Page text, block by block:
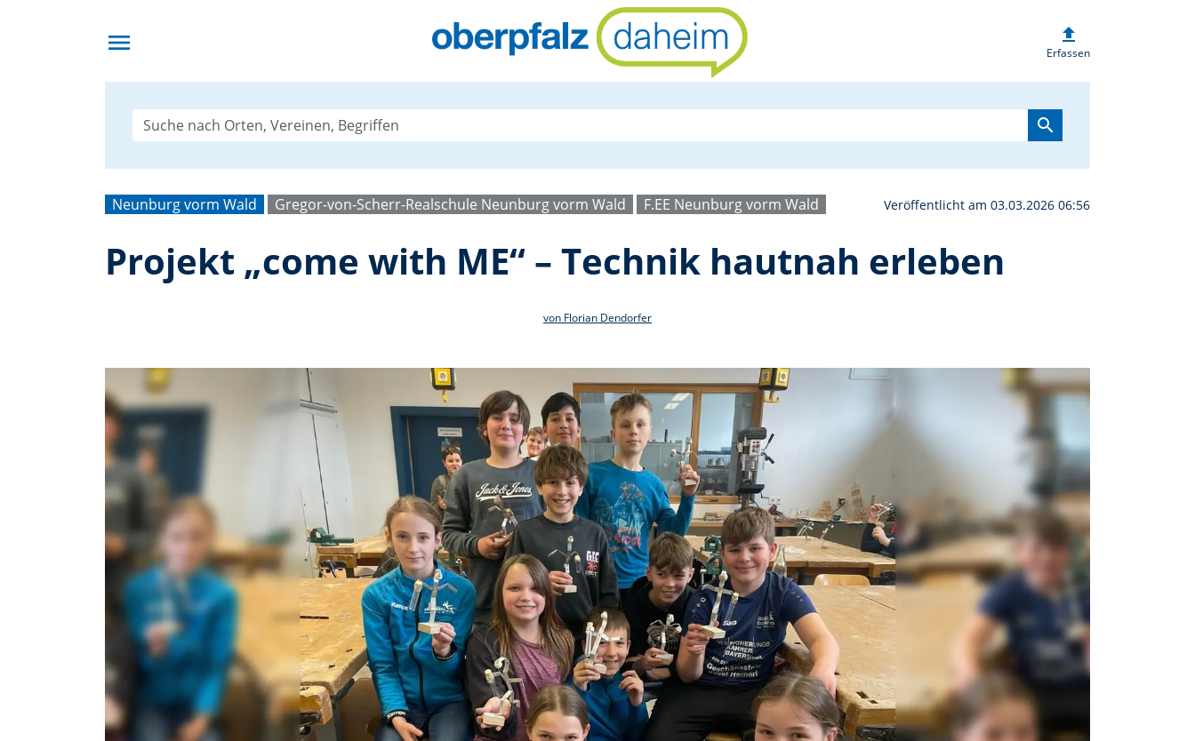
menu Projekt „come with ME“ – Technik
upload
Erfassen
search
Neunburg vorm Wald Gregor-von-Scherr-Realschule Neunburg vorm Wald F.EE Neunburg vorm Wald Veröffentlicht am 03.03.2026 06:56
Projekt „come with ME“ – Technik hautnah erleben
von Florian Dendorfer